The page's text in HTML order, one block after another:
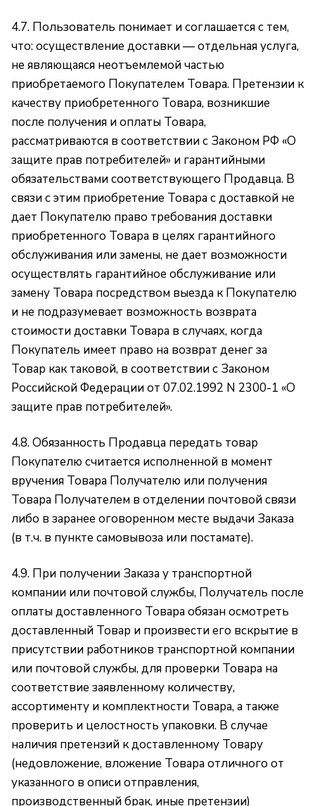
4.7. Пользователь понимает и соглашается с тем,
что: осуществление доставки — отдельная услуга,
не являющаяся неотъемлемой частью
приобретаемого Покупателем Товара. Претензии к
качеству приобретенного Товара, возникшие
после получения и оплаты Товара,
рассматриваются в соответствии с Законом РФ «О
защите прав потребителей» и гарантийными
обязательствами соответствующего Продавца. В
связи с этим приобретение Товара с доставкой не
дает Покупателю право требования доставки
приобретенного Товара в целях гарантийного
обслуживания или замены, не дает возможности
осуществлять гарантийное обслуживание или
замену Товара посредством выезда к Покупателю
и не подразумевает возможность возврата
стоимости доставки Товара в случаях, когда
Покупатель имеет право на возврат денег за
Товар как таковой, в соответствии с Законом
Российской Федерации от 07.02.1992 N 2300-1 «О
защите прав потребителей».
4.8. Обязанность Продавца передать товар
Покупателю считается исполненной в момент
вручения Товара Получателю или получения
Товара Получателем в отделении почтовой связи
либо в заранее оговоренном месте выдачи Заказа
(в т.ч. в пункте самовывоза или постамате).
4.9. При получении Заказа у транспортной
компании или почтовой службы, Получатель после
оплаты доставленного Товара обязан осмотреть
доставленный Товар и произвести его вскрытие в
присутствии работников транспортной компании
или почтовой службы, для проверки Товара на
соответствие заявленному количеству,
ассортименту и комплектности Товара, а также
проверить и целостность упаковки. В случае
наличия претензий к доставленному Товару
(недовложение, вложение Товара отличного от
указанного в описи отправления,
производственный брак, иные претензии)